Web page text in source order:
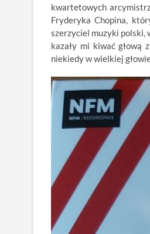
kwartetowych
Fryderyka Chopina,
szerzyciel muzyki polski,
kazały mi kiwać głową
niekiedy w wielkiej